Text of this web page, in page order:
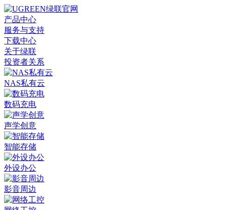
产品中心
服务与支持
下载中心
关于绿联
投资者关系
NAS私有云
数码充电
声学创意
智能存储
外设办公
影音周边